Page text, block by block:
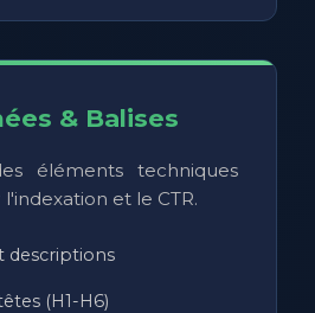
& Balises
éléments techniques
et le CTR.
descriptions
(H1-H6)